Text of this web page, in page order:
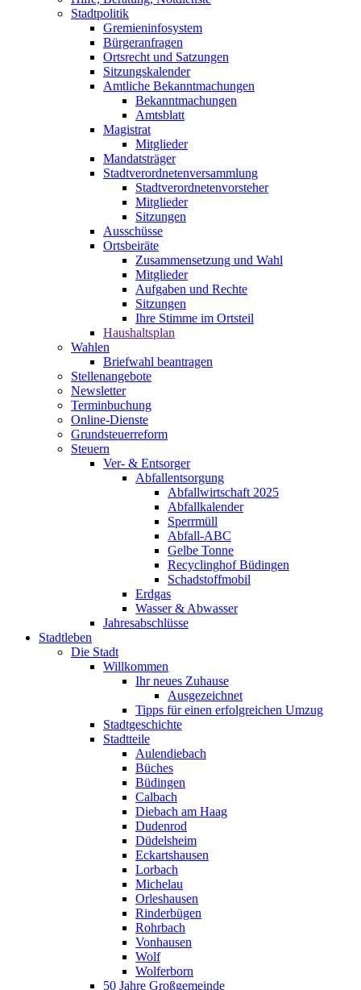
Stadtpolitik
Gremieninfosystem
Bürgeranfragen
Ortsrecht und Satzungen
Sitzungskalender
Amtliche Bekanntmachungen
Bekanntmachungen
Amtsblatt
Magistrat
Mitglieder
Mandatsträger
Stadtverordnetenversammlung
Stadtverordnetenvorsteher
Mitglieder
Sitzungen
Ausschüsse
Ortsbeiräte
Zusammensetzung und Wahl
Mitglieder
Aufgaben und Rechte
Sitzungen
Ihre Stimme im Ortsteil
Haushaltsplan
Wahlen
Briefwahl beantragen
Stellenangebote
Newsletter
Terminbuchung
Online-Dienste
Grundsteuerreform
Steuern
Ver- & Entsorger
Abfallentsorgung
Abfallwirtschaft 2025
Abfallkalender
Sperrmüll
Abfall-ABC
Gelbe Tonne
Recyclinghof Büdingen
Schadstoffmobil
Erdgas
Wasser & Abwasser
Jahresabschlüsse
Stadtleben
Die Stadt
Willkommen
Ihr neues Zuhause
Ausgezeichnet
Tipps für einen erfolgreichen Umzug
Stadtgeschichte
Stadtteile
Aulendiebach
Büches
Büdingen
Calbach
Diebach am Haag
Dudenrod
Düdelsheim
Eckartshausen
Lorbach
Michelau
Orleshausen
Rinderbügen
Rohrbach
Vonhausen
Wolf
Wolferborn
50 Jahre Großgemeinde